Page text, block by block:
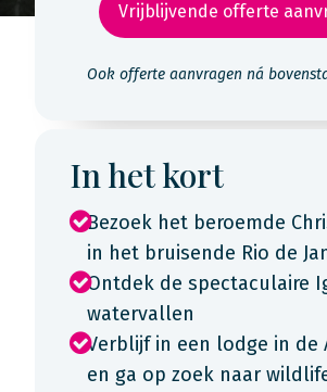
Vrijblijvende offerte
Ook offerte aanvragen ná
In het kort
Bezoek het beroemde
in het bruisende Rio de
Ontdek de spectaculaire
watervallen
Verblijf in een lodge in de
en ga op zoek naar